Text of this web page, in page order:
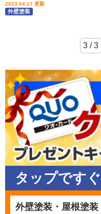
2023.04.17 更新
外壁塗装
3 / 3
タップです
外壁塗装・屋根塗